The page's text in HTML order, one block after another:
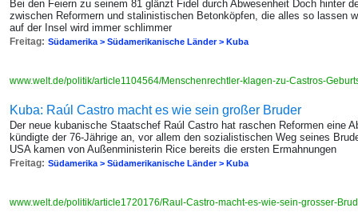
Bei den Feiern zu seinem 81 glänzt Fidel durch Abwesenheit Doch hinter
zwischen Reformern und stalinistischen Betonköpfen, die alles so lassen
auf der Insel wird immer schlimmer
Freitag: Südamerika > Südamerikanische Länder > Kuba
www.welt.de/politik/article1104564/Menschenrechtler-klagen-zu-Castros-
Kuba: Raúl Castro macht es wie sein großer Bruder
Der neue kubanische Staatschef Raúl Castro hat raschen Reformen eine
kündigte der 76-Jährige an, vor allem den sozialistischen Weg seines
USA kamen von Außenministerin Rice bereits die ersten Ermahnungen
Freitag: Südamerika > Südamerikanische Länder > Kuba
www.welt.de/politik/article1720176/Raul-Castro-macht-es-wie-sein-grosser-